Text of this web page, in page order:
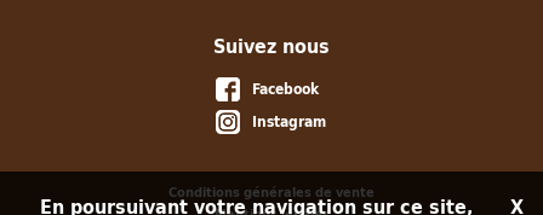
Suivez nous
Facebook
Instagram
Conditions générales de vente
En poursuivant votre navigation sur ce site, X